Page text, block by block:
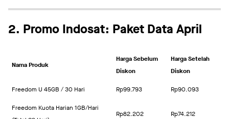
2. Promo Indosat: Paket Data April
Nama Produk
Harga Sebelum
Diskon
Harga Setelah
Diskon
Freedom U 45GB / 30 Hari Rp99.793 Rp90.093
Freedom Kuota Harian 1GB/Hari
Rp82.202 Rp74.212